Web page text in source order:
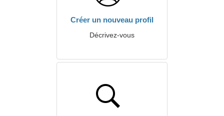
Créer un nouveau profil
Décrivez-vous